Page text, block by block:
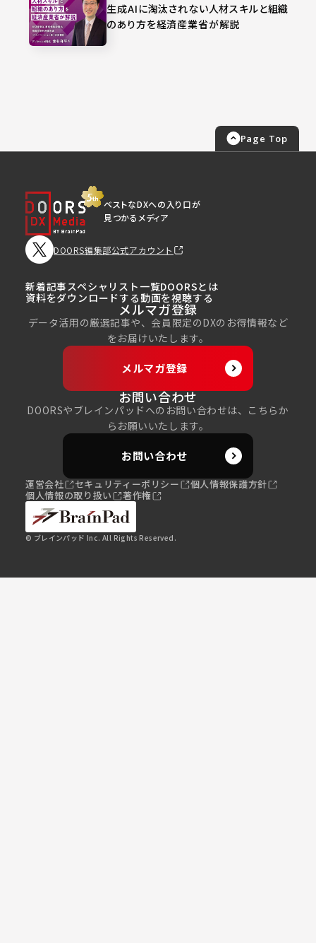
生成AIに淘汰されない人材スキルと組織
のあり方を経済産業省が解説
Page Top
ベストなDXへの入り口が
見つかるメディア
DOORS編集部公式アカウント
新着記事スペシャリスト一覧DOORSとは
資料をダウンロードする動画を視聴する
メルマガ登録
データ活用の厳選記事や、会員限定のDXのお得情報など
をお届けいたします。
メルマガ登録
お問い合わせ
DOORSやブレインパッドへのお問い合わせは、こちらか
らお願いいたします。
お問い合わせ
運営会社 セキュリティーポリシー
個人情報保護方針
個人情報の取り扱い
著作権
© ブレインパッド Inc. All Rights Reserved.